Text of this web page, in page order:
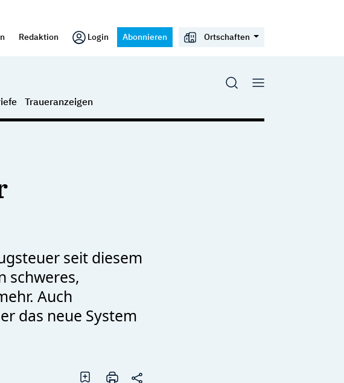
Redaktion Login Abonnieren Ortschaften
Traueranzeigen
seit diesem
schweres,
Auch
das neue System